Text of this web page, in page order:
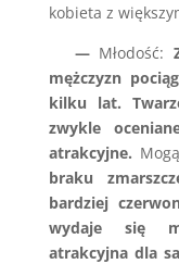
kobieta z
— Młodość:
mężczyzn
kilku lat.
zwykle
atrakcyjne.
braku
bardziej
wydaje się
atrakcyjna dla